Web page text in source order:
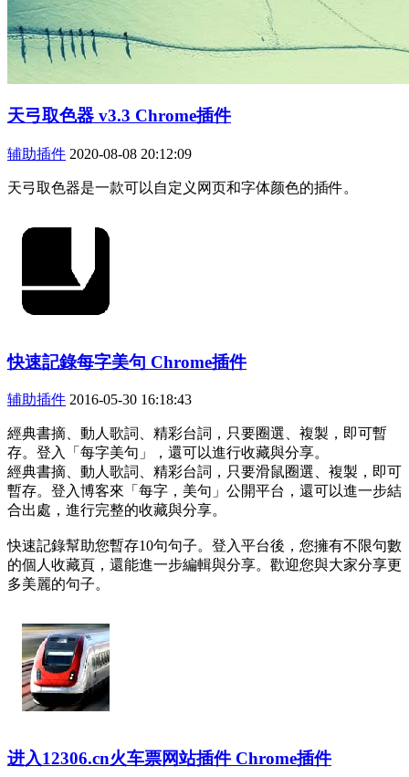
天弓取色器 v3.3 Chrome插件
辅助插件 2020-08-08 20:12:09
天弓取色器是一款可以自定义网页和字体颜色的插件。
快速記錄每字美句 Chrome插件
辅助插件 2016-05-30 16:18:43
經典書摘、動人歌詞、精彩台詞，只要圈選、複製，即可暫
存。登入「每字美句」，還可以進行收藏與分享。
經典書摘、動人歌詞、精彩台詞，只要滑鼠圈選、複製，即可
暫存。登入博客來「每字，美句」公開平台，還可以進一步結
合出處，進行完整的收藏與分享。
快速記錄幫助您暫存10句句子。登入平台後，您擁有不限句數
的個人收藏頁，還能進一步編輯與分享。歡迎您與大家分享更
多美麗的句子。
进入12306.cn火车票网站插件 Chrome插件